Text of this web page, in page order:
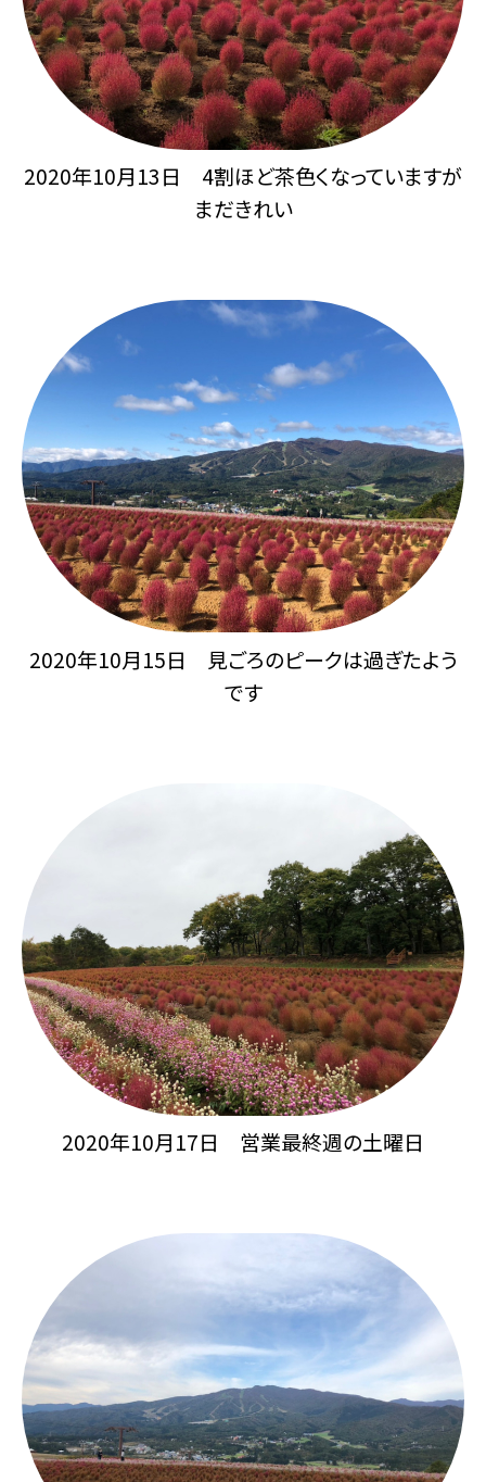
2020年10月13日 4割ほど茶色くなっていますが
まだきれい
2020年10月15日 見ごろのピークは過ぎたよう
です
2020年10月17日 営業最終週の土曜日